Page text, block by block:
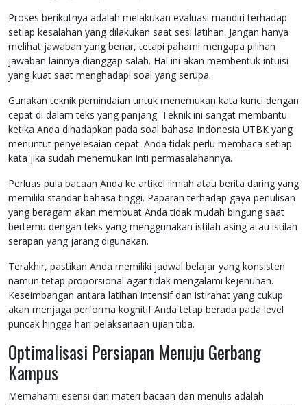
Proses berikutnya adalah melakukan evaluasi mandiri terhadap
setiap kesalahan yang dilakukan saat sesi latihan. Jangan hanya
melihat jawaban yang benar, tetapi pahami mengapa pilihan
jawaban lainnya dianggap salah. Hal ini akan membentuk intuisi
yang kuat saat menghadapi soal yang serupa.
Gunakan teknik pemindaian untuk menemukan kata kunci dengan
cepat di dalam teks yang panjang. Teknik ini sangat membantu
ketika Anda dihadapkan pada soal bahasa Indonesia UTBK yang
menuntut penyelesaian cepat. Anda tidak perlu membaca setiap
kata jika sudah menemukan inti permasalahannya.
Perluas pula bacaan Anda ke artikel ilmiah atau berita daring yang
memiliki standar bahasa tinggi. Paparan terhadap gaya penulisan
yang beragam akan membuat Anda tidak mudah bingung saat
bertemu dengan teks yang menggunakan istilah asing atau istilah
serapan yang jarang digunakan.
Terakhir, pastikan Anda memiliki jadwal belajar yang konsisten
namun tetap proporsional agar tidak mengalami kejenuhan.
Keseimbangan antara latihan intensif dan istirahat yang cukup
akan menjaga performa kognitif Anda tetap berada pada level
puncak hingga hari pelaksanaan ujian tiba.
Optimalisasi Persiapan Menuju Gerbang
Kampus
Memahami esensi dari materi bacaan dan menulis adalah